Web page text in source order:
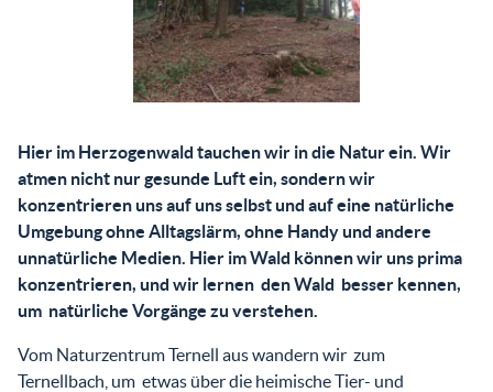
Hier im Herzogenwald tauchen wir in die Natur ein. Wir
atmen nicht nur gesunde Luft ein, sondern wir
konzentrieren uns auf uns selbst und auf eine natürliche
Umgebung ohne Alltagslärm, ohne Handy und andere
unnatürliche Medien. Hier im Wald können wir uns prima
konzentrieren, und wir lernen den Wald besser kennen,
um natürliche Vorgänge zu verstehen.
Vom Naturzentrum Ternell aus wandern wir zum
Ternellbach, um etwas über die heimische Tier- und